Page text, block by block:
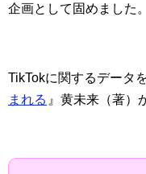
企画として固めました。
TikTokに関するデータ
まれる 』黄未来（著）